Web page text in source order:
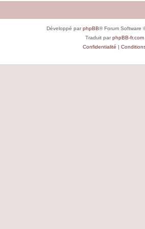
Développé parphpBB® Forum Software
Traduit parphpBB-fr.com
Confidentialité |